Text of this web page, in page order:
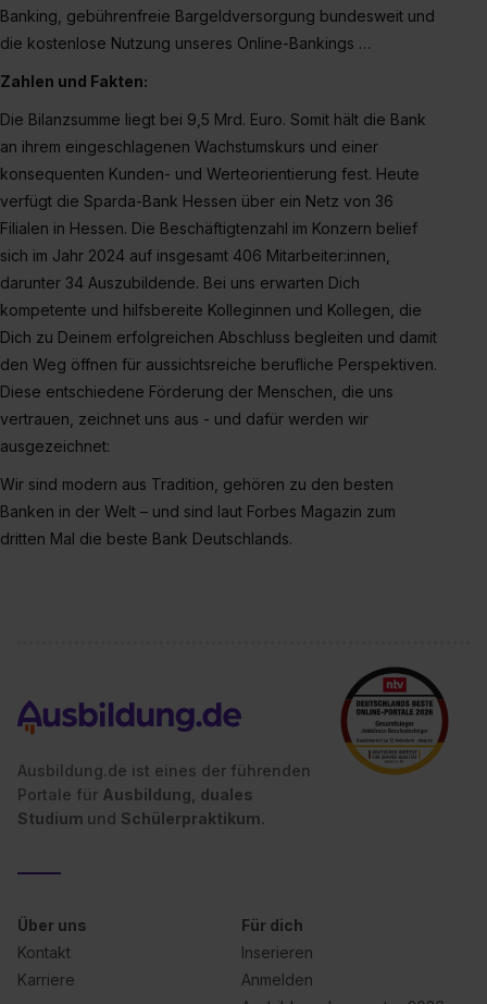
Banking, gebührenfreie Bargeldversorgung bundesweit und
die kostenlose Nutzung unseres Online-Bankings …
Zahlen und Fakten:
Die Bilanzsumme liegt bei 9,5 Mrd. Euro. Somit hält die Bank
an ihrem eingeschlagenen Wachstumskurs und einer
konsequenten Kunden- und Werteorientierung fest. Heute
verfügt die Sparda-Bank Hessen über ein Netz von 36
Filialen in Hessen. Die Beschäftigtenzahl im Konzern belief
sich im Jahr 2024 auf insgesamt 406 Mitarbeiter:innen,
darunter 34 Auszubildende. Bei uns erwarten Dich
kompetente und hilfsbereite Kolleginnen und Kollegen, die
Dich zu Deinem erfolgreichen Abschluss begleiten und damit
den Weg öffnen für aussichtsreiche berufliche Perspektiven.
Diese entschiedene Förderung der Menschen, die uns
vertrauen, zeichnet uns aus - und dafür werden wir
ausgezeichnet:
Wir sind modern aus Tradition, gehören zu den besten
Banken in der Welt – und sind laut Forbes Magazin zum
dritten Mal die beste Bank Deutschlands.
Ausbildung.de ist eines der führenden
Portale für Ausbildung, duales
Studium und Schülerpraktikum.
Über uns
Kontakt
Karriere
Für dich
Inserieren
Anmelden